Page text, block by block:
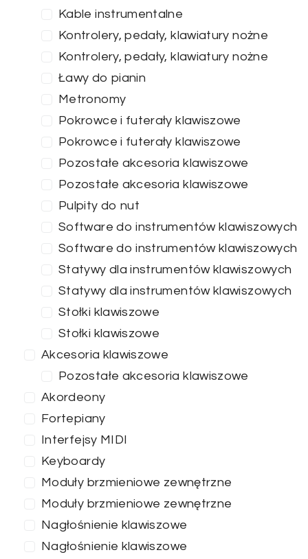
Kable instrumentalne
Kontrolery, pedały, klawiatury nożne
Kontrolery, pedały, klawiatury nożne
Ławy do pianin
Metronomy
Pokrowce i futerały klawiszowe
Pokrowce i futerały klawiszowe
Pozostałe akcesoria klawiszowe
Pozostałe akcesoria klawiszowe
Pulpity do nut
Software do instrumentów klawiszowych
Software do instrumentów klawiszowych
Statywy dla instrumentów klawiszowych
Statywy dla instrumentów klawiszowych
Stołki klawiszowe
Stołki klawiszowe
Akcesoria klawiszowe
Pozostałe akcesoria klawiszowe
Akordeony
Fortepiany
Interfejsy MIDI
Keyboardy
Moduły brzmieniowe zewnętrzne
Moduły brzmieniowe zewnętrzne
Nagłośnienie klawiszowe
Nagłośnienie klawiszowe
ZASTOSUJ FILTRY